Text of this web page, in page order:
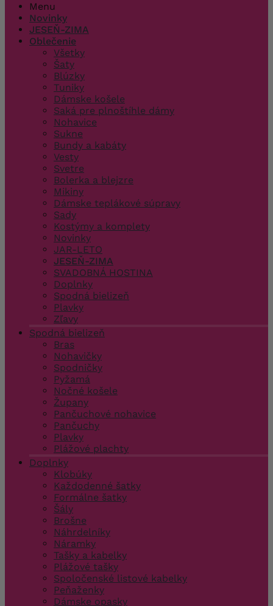
Menu
Novinky
JESEŇ-ZIMA
Oblečenie
Všetky
Šaty
Blúzky
Tuniky
Dámske košele
Saká pre plnoštíhle dámy
Nohavice
Sukne
Bundy a kabáty
Vesty
Svetre
Bolerka a blejzre
Mikiny
Dámske teplákové súpravy
Sady
Kostýmy a komplety
Novinky
JAR-LETO
JESEŇ-ZIMA
SVADOBNÁ HOSTINA
Doplnky
Spodná bielizeň
Plavky
Zľavy
Spodná bielizeň
Bras
Nohavičky
Spodničky
Pyžamá
Nočné košele
Župany
Pančuchové nohavice
Pančuchy
Plavky
Plážové plachty
Doplnky
Klobúky
Každodenné šatky
Formálne šatky
Šály
Brošne
Náhrdelníky
Náramky
Tašky a kabelky
Plážové tašky
Spoločenské listové kabelky
Peňaženky
Dámske opasky